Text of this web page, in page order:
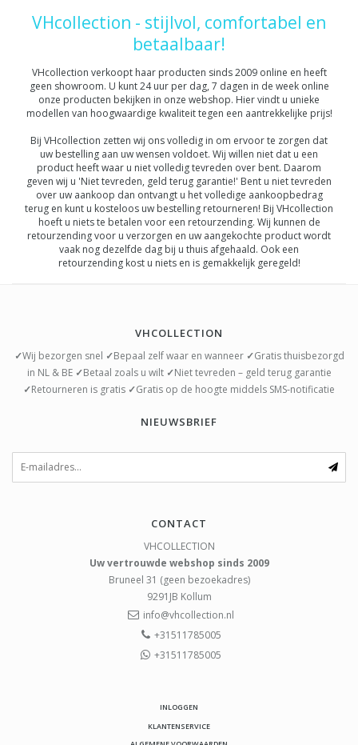
VHcollection - stijlvol, comfortabel en
betaalbaar!
VHcollection verkoopt haar producten sinds 2009 online en heeft
geen showroom. U kunt 24 uur per dag, 7 dagen in de week online
onze producten bekijken in onze webshop. Hier vindt u unieke
modellen van hoogwaardige kwaliteit tegen een aantrekkelijke prijs!
Bij VHcollection zetten wij ons volledig in om ervoor te zorgen dat
uw bestelling aan uw wensen voldoet. Wij willen niet dat u een
product heeft waar u niet volledig tevreden over bent. Daarom
geven wij u 'Niet tevreden, geld terug garantie!' Bent u niet tevreden
over uw aankoop dan ontvangt u het volledige aankoopbedrag
terug en kunt u kosteloos uw bestelling retourneren! Bij VHcollection
hoeft u niets te betalen voor een retourzending. Wij kunnen de
retourzending voor u verzorgen en uw aangekochte product wordt
vaak nog dezelfde dag bij u thuis afgehaald. Ook een
retourzending kost u niets en is gemakkelijk geregeld!
VHCOLLECTION
✓Wij bezorgen snel ✓Bepaal zelf waar en wanneer ✓Gratis thuisbezorgd
in NL & BE ✓Betaal zoals u wilt ✓Niet tevreden – geld terug garantie
✓Retourneren is gratis ✓Gratis op de hoogte middels SMS-notificatie
NIEUWSBRIEF
CONTACT
VHCOLLECTION
Uw vertrouwde webshop sinds 2009
Bruneel 31 (geen bezoekadres)
9291JB Kollum
info@vhcollection.nl
+31511785005
+31511785005
INLOGGEN
KLANTENSERVICE